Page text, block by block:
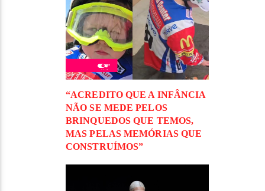
“ACREDITO QUE A INFÂNCIA
NÃO SE MEDE PELOS
BRINQUEDOS QUE TEMOS,
MAS PELAS MEMÓRIAS QUE
CONSTRUÍMOS”